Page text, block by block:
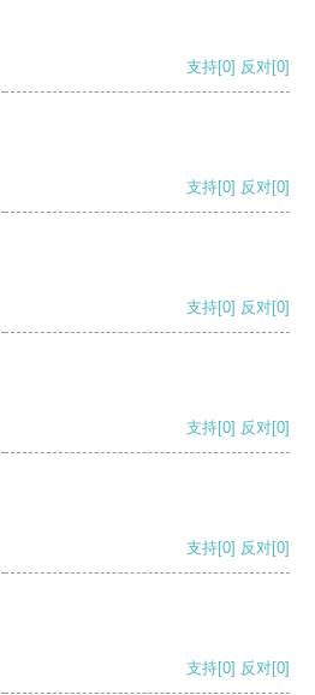
支持[0] 反对[0]
支持[0] 反对[0]
支持[0] 反对[0]
支持[0] 反对[0]
支持[0] 反对[0]
支持[0] 反对[0]